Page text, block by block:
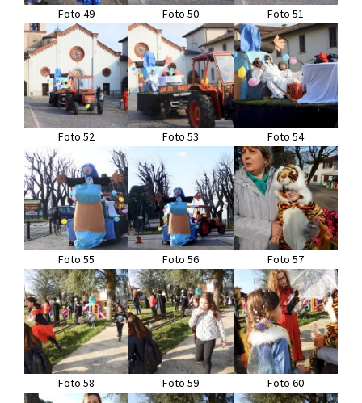
Foto 49 Foto 50 Foto 51
Foto 52 Foto 53 Foto 54
Foto 55 Foto 56 Foto 57
Foto 58 Foto 59 Foto 60